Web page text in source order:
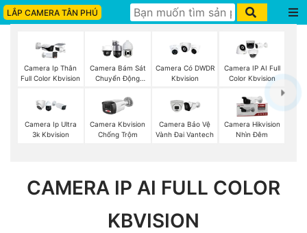
LẮP CAMERA TÂN PHÚ
Camera Ip Thân
Full Color Kbvision
Camera Bám Sát
Chuyển Động
Camera Có DWDR
Kbvision
Camera IP AI Full
Color Kbvision
Camera Ip Ultra
3k Kbvision
Camera Kbvision
Chống Trộm
Camera Bảo Vệ
Vành Đai Vantech
Camera Hikvision
Nhìn Đêm
CAMERA IP AI FULL COLOR
KBVISION